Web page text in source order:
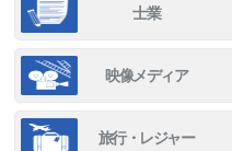
士業
映像メディア
旅行・レジャー